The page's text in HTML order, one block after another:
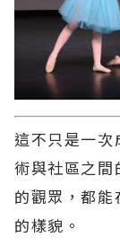
這不只是一
術與社區之間
的觀眾，都
的樣貌。